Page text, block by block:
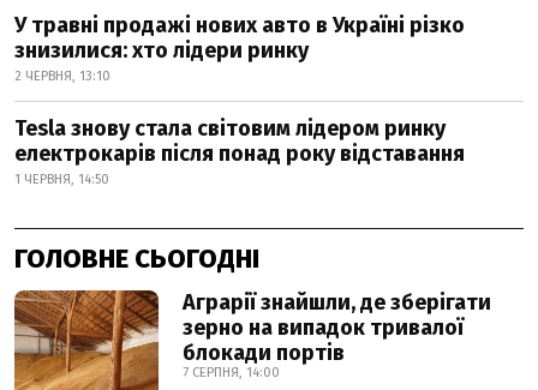
У травні продажі нових авто в Україні різко
знизилися: хто лідери ринку
2 ЧЕРВНЯ, 13:10
Tesla знову стала світовим лідером ринку
електрокарів після понад року відставання
1 ЧЕРВНЯ, 14:50
ГОЛОВНЕ СЬОГОДНІ
Аграрії знайшли, де зберігати
зерно на випадок тривалої
блокади портів
7 СЕРПНЯ, 14:00